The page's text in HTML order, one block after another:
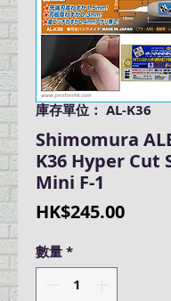
庫存單位： AL-K36
Shimomura
K36 Hyper Cut
Mini F-1
HK$245.00價
數量*